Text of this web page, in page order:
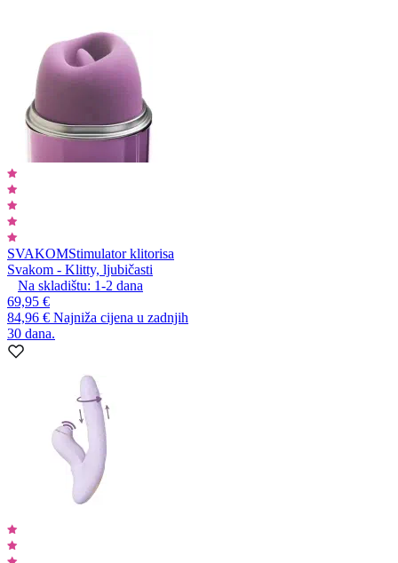
SVAKOMStimulator klitorisa
Svakom - Klitty, ljubičasti
Na skladištu: 1-2 dana
69,95 €
84,96 € Najniža cijena u zadnjih
30 dana.